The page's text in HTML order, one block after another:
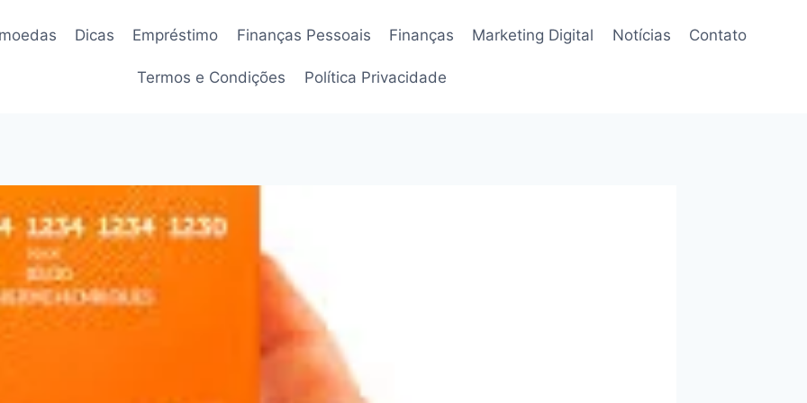
Dicas Empréstimo Finanças Pessoais Finanças Marketing Digital Notícias Contato
Termos e Condições Política Privacidade